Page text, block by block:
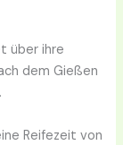
über ihre
dem Gießen
Reifezeit von